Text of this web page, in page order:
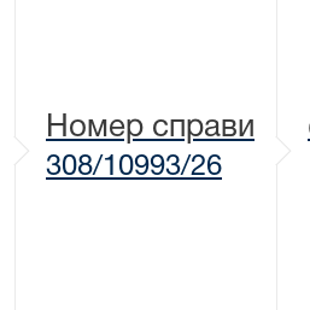
Номер справи
308/10993/26